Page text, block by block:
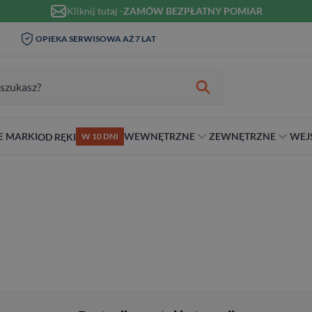
Kliknij tutaj -ZAMÓW BEZPŁATNY POMIAR
WIZYTA I POMIAR W DOMU 0
ZŁ
MARKIOD RĘKI W 10 DNI WEWNĘTRZNE ZEWNĘTRZNE